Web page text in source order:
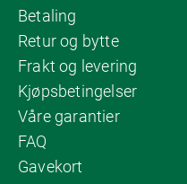
Betaling
Retur og bytte
Frakt og levering
Kjøpsbetingelser
Våre garantier
FAQ
Gavekort